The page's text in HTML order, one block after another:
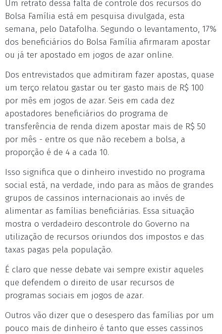
Um retrato dessa falta de controle dos recursos do
Bolsa Família está em pesquisa divulgada, esta
semana, pelo Datafolha. Segundo o levantamento, 17%
dos beneficiários do Bolsa Família afirmaram apostar
ou já ter apostado em jogos de azar online.
Dos entrevistados que admitiram fazer apostas, quase
um terço relatou gastar ou ter gasto mais de R$ 100
por mês em jogos de azar. Seis em cada dez
apostadores beneficiários do programa de
transferência de renda dizem apostar mais de R$ 50
por mês - entre os que não recebem a bolsa, a
proporção é de 4 a cada 10.
Isso significa que o dinheiro investido no programa
social está, na verdade, indo para as mãos de grandes
grupos de cassinos internacionais ao invés de
alimentar as famílias beneficiárias. Essa situação
mostra o verdadeiro descontrole do Governo na
utilização de recursos oriundos dos impostos e das
taxas pagas pela população.
É claro que nesse debate vai sempre existir aqueles
que defendem o direito de usar recursos de
programas sociais em jogos de azar.
Outros vão dizer que o desespero das famílias por um
pouco mais de dinheiro é tanto que esses cassinos